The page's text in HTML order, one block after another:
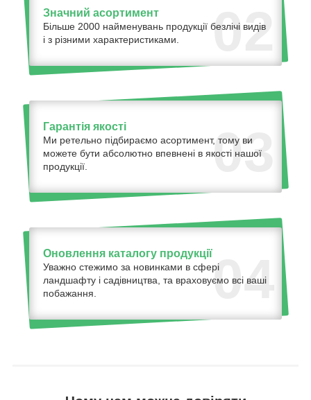
02
Значний асортимент
Більше 2000 найменувань продукції безлічі видів
і з різними характеристиками.
03
Гарантія якості
Ми ретельно підбираємо асортимент, тому ви
можете бути абсолютно впевнені в якості нашої
продукції.
04
Оновлення каталогу продукції
Уважно стежимо за новинками в сфері
ландшафту і садівництва, та враховуємо всі ваші
побажання.